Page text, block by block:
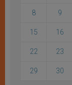
8 9
15 16
22 23
29 30